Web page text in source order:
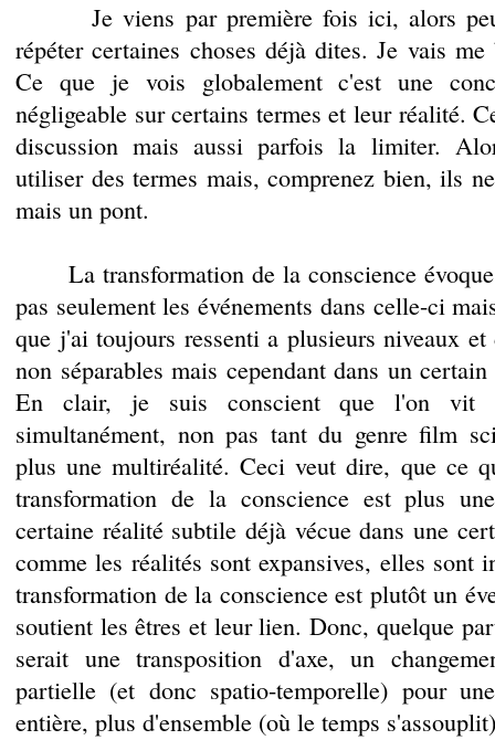
Je viens par première fois ici, alors
répéter certaines choses déjà dites. Je vais
Ce que je vois globalement c'est une
négligeable sur certains termes et leur réalité.
discussion mais aussi parfois la limiter.
utiliser des termes mais, comprenez bien, ils
mais un pont.
La transformation de la conscience
pas seulement les événements dans celle-ci
que j'ai toujours ressenti a plusieurs niveaux et
non séparables mais cependant dans un
En clair, je suis conscient que l'on vit
simultanément, non pas tant du genre film
plus une multiréalité. Ceci veut dire, que ce
transformation de la conscience est plus
certaine réalité subtile déjà vécue dans une
comme les réalités sont expansives, elles sont
transformation de la conscience est plutôt un
soutient les êtres et leur lien. Donc, quelque
serait une transposition d'axe, un
partielle (et donc spatio-temporelle) pour
entière, plus d'ensemble (où le temps